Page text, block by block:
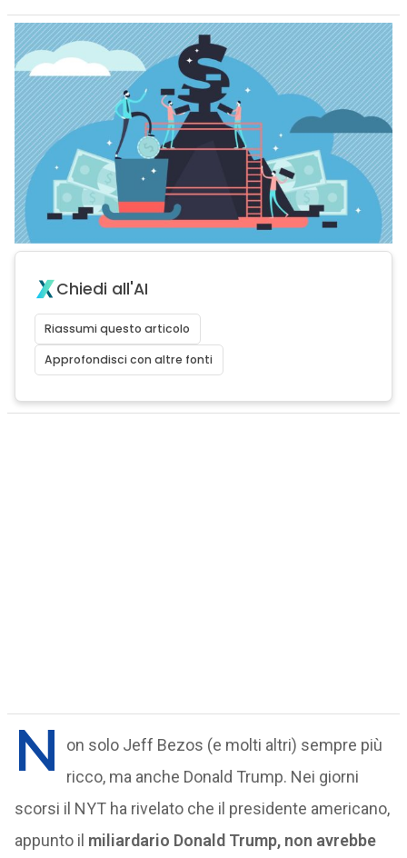
Chiedi all'AI
Riassumi questo articolo
Approfondisci con altre fonti
N
on solo Jeff Bezos (e molti altri) sempre più
ricco, ma anche Donald Trump. Nei giorni
scorsi il NYT ha rivelato che il presidente americano,
appunto il miliardario Donald Trump, non avrebbe